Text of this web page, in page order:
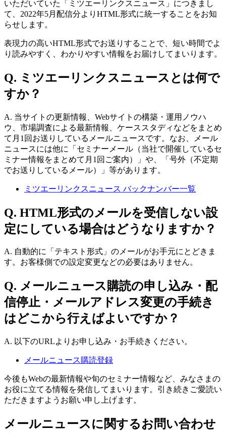
いただいていた「ミツエーリンクスニュース」につきまし
て、2022年5月配信分よりHTML形式に統一することをお知
らせします。
表現力の高いHTML形式でお送りすることで、短い時間でよ
り読みやすく、わかりやすい情報をお届けしてまいります。
Q. ミツエーリンクスニュースとは何で
すか？
A. 当サイトの更新情報、Webサイトの構築・運用ノウハ
ウ、市場調査による最新情報、ケーススタディなどをまとめ
て月1回お送りしているメールニュースです。なお、メール
ニュースには他に「セミナーメール（当社で開催しているセ
ミナー情報をまとめて月1回ご案内）」や、「号外（不定期
でお送りしているメール）」等があります。
ミツエーリンクスニュース バックナンバー一覧
Q. HTML形式のメールを受信しない設
定にしている場合はどうなりますか？
A. 自動的に「テキスト形式」のメールがお手元にとどきま
す。お客様側での設定変更などの必要はありません。
Q. メールニュース購読の申し込み・配
信停止・メールアドレス変更の手続き
はどこから行えばよいですか？
A. 以下のURLよりお申し込み・お手続きください。
メールニュース購読登録
今後もWebの最新情報や旬のセミナー情報など、みなさまの
お役に立てる情報を発信してまいります。引き続きご愛読い
ただきますようお願い申し上げます。
メールニュースに関するお問い合わせ